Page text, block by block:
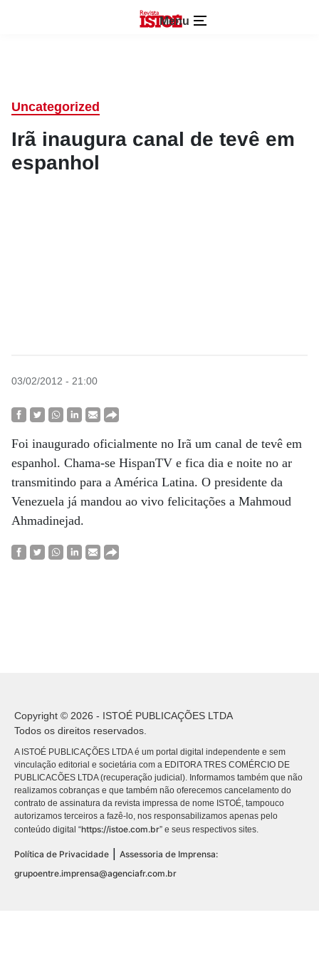
Menu
Uncategorized
Irã inaugura canal de tevê em
espanhol
03/02/2012 - 21:00
Foi inaugurado oficialmente no Irã um canal de tevê em
espanhol. Chama-se HispanTV e fica dia e noite no ar
transmitindo para a América Latina. O presidente da
Venezuela já mandou ao vivo felicitações a Mahmoud
Ahmadinejad.
Copyright © 2026 - ISTOÉ PUBLICAÇÕES LTDA
Todos os direitos reservados.
A ISTOÉ PUBLICAÇÕES LTDA é um portal digital independente e sem
vinculação editorial e societária com a EDITORA TRES COMÉRCIO DE
PUBLICACÕES LTDA (recuperação judicial). Informamos também que não
realizamos cobranças e que também não oferecemos cancelamento do
contrato de assinatura da revista impressa de nome ISTOÉ, tampouco
autorizamos terceiros a fazê-lo, nos responsabilizamos apenas pelo
conteúdo digital “https://istoe.com.br” e seus respectivos sites.
Política de Privacidade
Assessoria de Imprensa:
grupoentre.imprensa@agenciafr.com.br